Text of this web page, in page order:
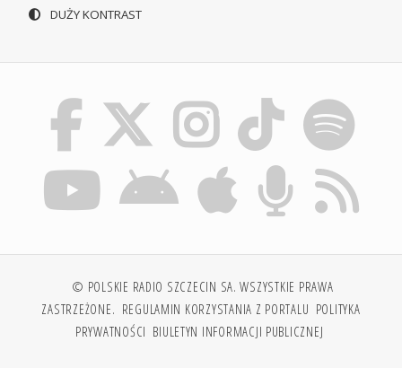
DUŻY KONTRAST
© POLSKIE RADIO SZCZECIN SA. WSZYSTKIE PRAWA
ZASTRZEŻONE. REGULAMIN KORZYSTANIA Z PORTALU POLITYKA
PRYWATNOŚCI BIULETYN INFORMACJI PUBLICZNEJ